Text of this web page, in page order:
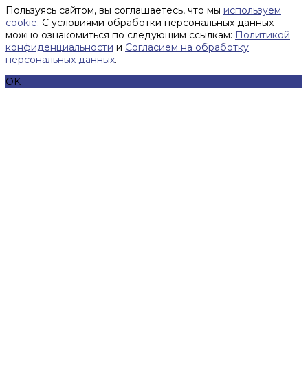
Пользуясь сайтом, вы соглашаетесь, что мы используем
cookie. С условиями обработки персональных данных
можно ознакомиться по следующим ссылкам: Политикой
конфиденциальности и Согласием на обработку
персональных данных.
OK